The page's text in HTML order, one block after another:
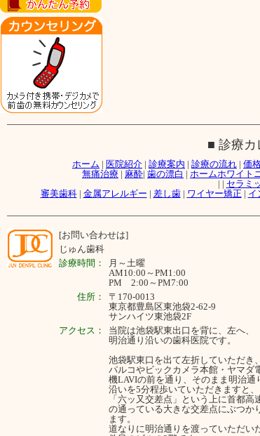
■ 診療カ
ホーム | 医院紹介 | 診療案内 | 診療の流れ | 価
無痛治療 | 麻酔| 歯の漂白 | ホームホワイト
| | セラミ
審美歯科| 金属アレルギー | 差し歯| ワイヤー矯正 | イ
[お問い合わせは]
じゅん歯科
診療時間：
月～ 土曜
AM10:00～PM1:00
PM 2:00～PM7:00
住所：
〒170-0013
東京都豊島区東池袋2-62-9
サンハイツ東池袋2F
アクセス：
当院は池袋駅東出口を背に、左へ、
明治通り沿いの歯科医院です。
池袋駅東口を出て左折していただき、
パルコやビックカメラ本館・ヤマダ
機LAVIの前を通り、そのまま明治通
沿いを5分程歩いていただきますと、
「六ッ又交差点」という上に首都高
の通っている大きな交差点にぶつか
ます。
道なりに明治通りを渡っていただい